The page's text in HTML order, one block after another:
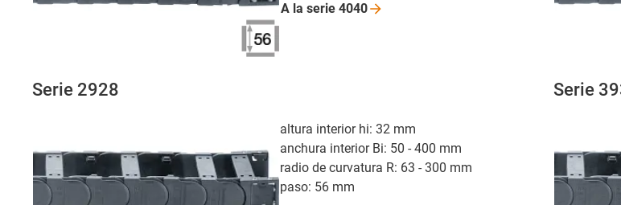
A la serie 4040
Serie 2928
altura interior hi: 32 mm
anchura interior Bi: 50 - 400 mm
radio de curvatura R: 63 - 300 mm
paso: 56 mm
Serie